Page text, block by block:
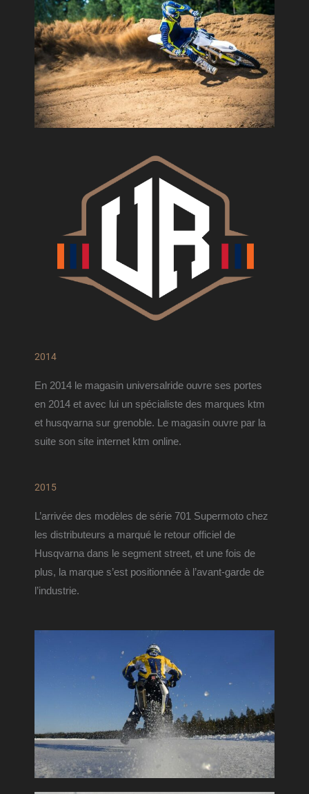
2014
En 2014 le magasin universalride ouvre ses portes
en 2014 et avec lui un spécialiste des marques ktm
et husqvarna sur grenoble. Le magasin ouvre par la
suite son site internet ktm online.
2015
L’arrivée des modèles de série 701 Supermoto chez
les distributeurs a marqué le retour officiel de
Husqvarna dans le segment street, et une fois de
plus, la marque s’est positionnée à l’avant-garde de
l’industrie.